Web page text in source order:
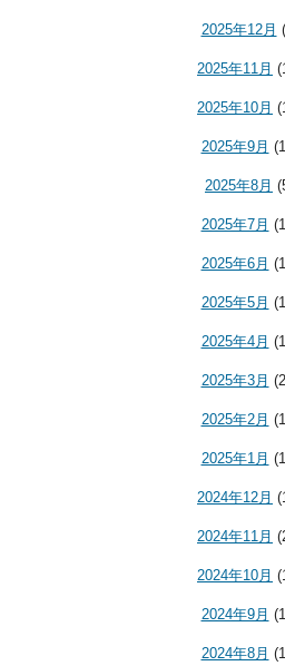
2025年12月
2025年11月
2025年10月
2025年9月
2025年8月
2025年7月
2025年6月
2025年5月
2025年4月
2025年3月
2025年2月
2025年1月
2024年12月
2024年11月
2024年10月
2024年9月
2024年8月